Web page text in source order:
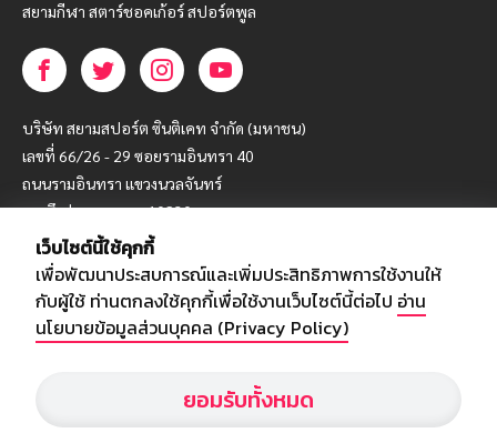
สยามกีฬา สตาร์ชอคเก้อร์ สปอร์ตพูล
บริษัท สยามสปอร์ต ซินติเคท จำกัด (มหาชน)
เลขที่ 66/26 - 29 ซอยรามอินทรา 40
ถนนรามอินทรา แขวงนวลจันทร์
เขตบึงกุ่ม กรุงเทพฯ 10230
โทร : 02-5088-000
อีเมล์ : webmaster@siamsport.co.th
เว็บไซต์ : www.siamsport.co.th
เว็บไซต์นี้ใช้คุกกี้
เพื่อพัฒนาประสบการณ์และเพิ่มประสิทธิภาพการใช้งานให้
กับผู้ใช้ ท่านตกลงใช้คุกกี้เพื่อใช้งานเว็บไซต์นี้ต่อไป อ่าน
นโยบายข้อมูลส่วนบุคคล (Privacy Policy)
ยอมรับทั้งหมด